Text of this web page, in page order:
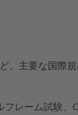
、主要な国際
レーム試験、